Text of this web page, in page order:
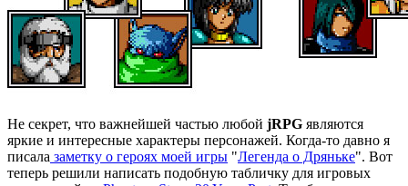
Не секрет, что важнейшей частью любой jRPG являются
яркие и интересные характеры персонажей. Когда-то давно я
писала заметку о героях моей игры "Легенда о Дряньке". Вот
теперь решили написать подобную табличку для игровых